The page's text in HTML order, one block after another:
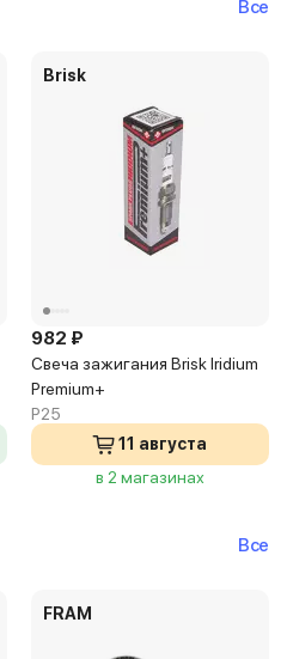
Все
Brisk
982 ₽
Свеча зажигания Brisk Iridium
Premium+
P25
11 августа
в 2 магазинах
Все
FRAM